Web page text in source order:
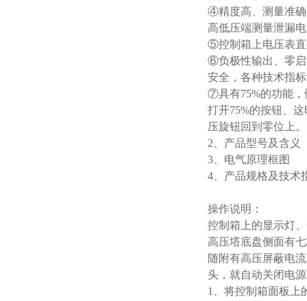
④精度高、测量准确
高低压端测量泄漏
⑤控制箱上电压表直
⑥负极性输出、零启
安全，各种技术指
⑦具有75%的功能，
打开75%的按钮、
压旋钮回到零位上
2、产品型号及含义
3、电气原理框图
4、产品规格及技术
操作说明：
控制箱上的显示灯
高压塔底盘侧面有
随附有高压屏蔽电
头，就自动关闭电
1、将控制箱面板上